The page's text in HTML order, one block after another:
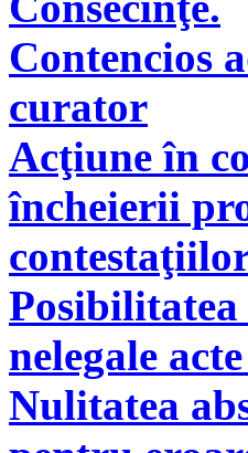
Contencios
curator
Acţiune în
încheierii
nelegale
Nulitatea